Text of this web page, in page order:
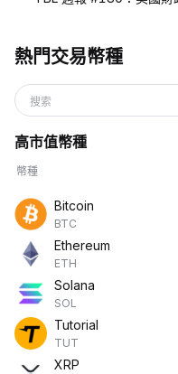
熱門交易幣種
搜索
高市值幣種
幣種
Bitcoin
BTC
Ethereum
ETH
Solana
SOL
Tutorial
TUT
XRP